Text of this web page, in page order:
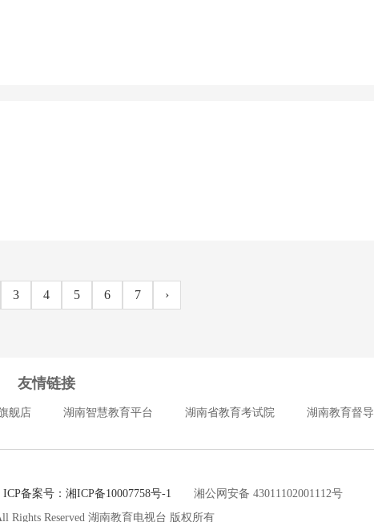
3 4 5 6 7 ›
友情链接
舰店 湖南智慧教育平台 湖南省教育考试院 湖南教育督导
ICP备案号：湘ICP备10007758号-1 湘公网安备 43011102001112号
Rights Reserved 湖南教育电视台 版权所有